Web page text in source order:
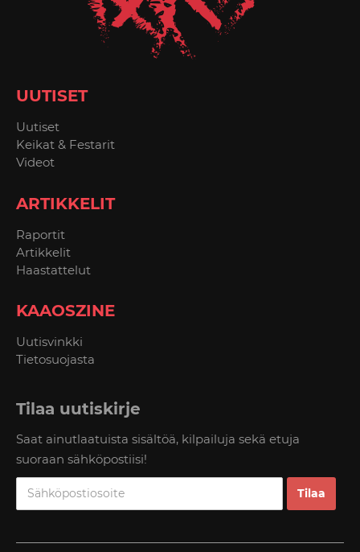
UUTISET
Uutiset
Keikat & Festarit
Videot
ARTIKKELIT
Raportit
Artikkelit
Haastattelut
KAAOSZINE
Uutisvinkki
Tietosuojasta
Tilaa uutiskirje
Saat ainutlaatuista sisältöä, kilpailuja sekä etuja
suoraan sähköpostiisi!